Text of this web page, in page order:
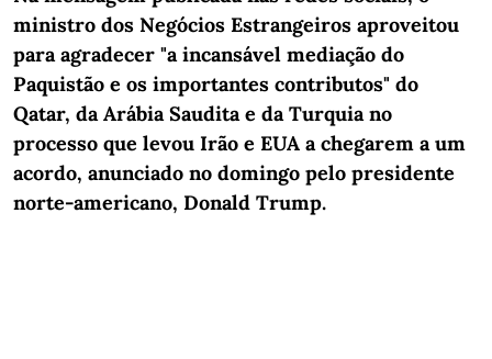
ministro dos Negócios Estrangeiros aproveitou
para agradecer "a incansável mediação do
Paquistão e os importantes contributos" do
Qatar, da Arábia Saudita e da Turquia no
processo que levou Irão e EUA a chegarem a um
acordo, anunciado no domingo pelo presidente
norte-americano, Donald Trump.